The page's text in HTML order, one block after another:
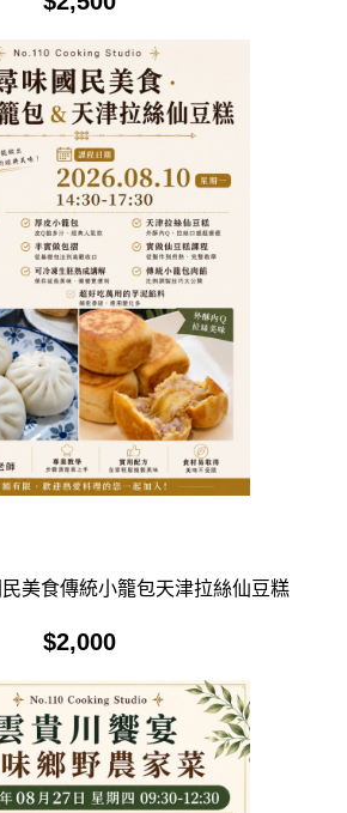
美食傳統小籠包天津拉絲仙豆糕
$2,000